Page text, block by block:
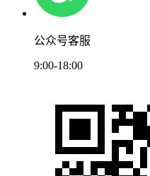
公众号客服
9:00-18:00